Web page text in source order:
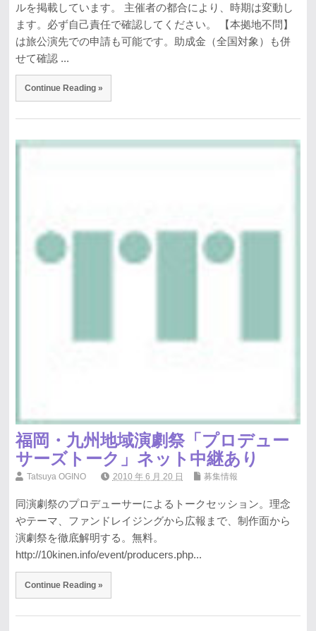
ルを掲載しています。 主催者の都合により、時期は変動し
ます。必ず自己責任で確認してください。 【本拠地不問】
は旅公演先での申請も可能です。助成金（全国対象）も併
せて確認 ...
Continue Reading »
福岡・九州地域演劇祭「プロデュー
サーズトーク」ネット中継あり
Tatsuya OGINO 2010 年 6 月 20 日 募集情報
同演劇祭のプロデューサーによるトークセッション。理念
やテーマ、ファンドレイジングから広報まで、制作面から
演劇祭を徹底解明する。無料。
http://10kinen.info/event/producers.php...
Continue Reading »